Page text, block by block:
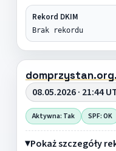
Rekord DKIM
Brak rekordu
08.05.2026 · 21:44
Aktywna: Tak SPF: OK
Pokaż szczegóły